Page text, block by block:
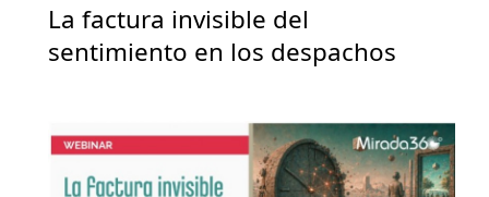
La factura invisible del
sentimiento en los despachos